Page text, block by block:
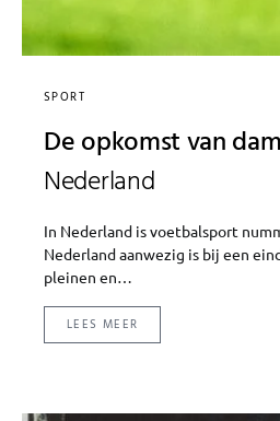
SPORT
De opkomst van
Nederland
In Nederland is voetbalsport
Nederland aanwezig is bij een
pleinen en…
LEES MEER